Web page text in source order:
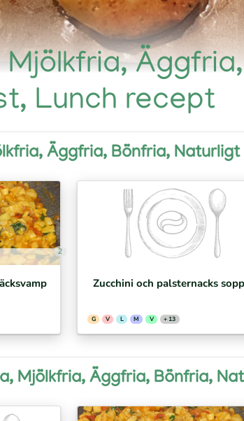
Lunch recept
Äggfria, Bönfria,
2
Zucchini och palsternacks
G V L M V + 13
Mjölkfria, Äggfria, Bönfria,